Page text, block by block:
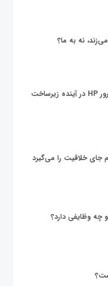
نه به ما؟
زیر پوست دنیای داده؛ نقش سرور HP در آینده زیرساخت
جای خلاقیت را می‌گیرد
وظایفی دارد؟